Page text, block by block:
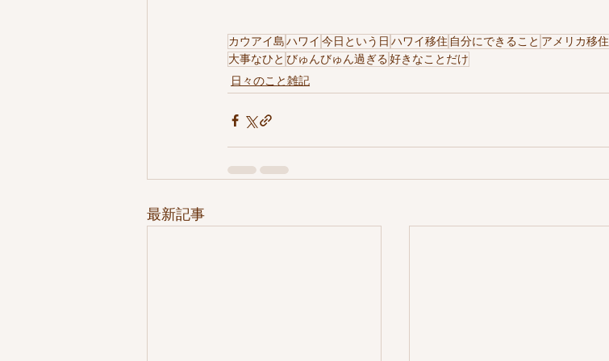
カウアイ島ハワイ 今日という日 ハワイ移住 自分にできること アメリカ移住
大事なひと びゅんびゅん過ぎる好きなことだけ
日々のこと雑記
最新記事